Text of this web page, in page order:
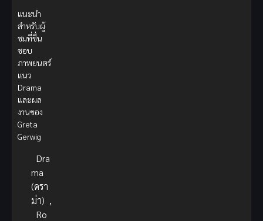
แนะนำ
สำหรับผู้
ชมที่ชื่น
ชอบ
ภาพยนตร์
แนว
Drama
และผล
งานของ
Greta
Gerwig
Dra
ma
(ดรา
ม่า) ,
Ro